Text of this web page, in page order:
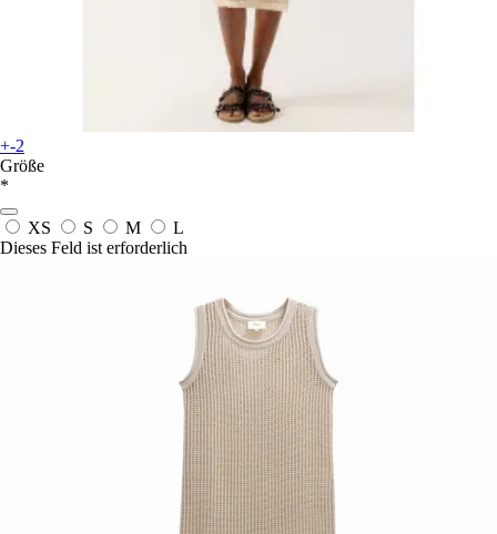
+-2
Größe
*
XS S M
L
Dieses Feld ist erforderlich